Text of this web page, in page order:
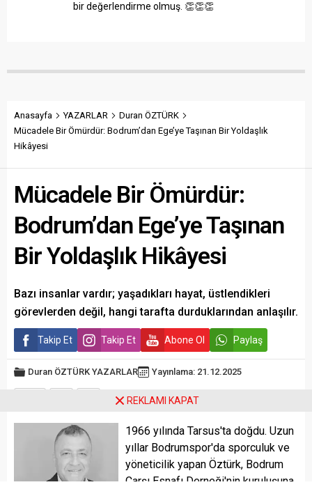
bir değerlendirme olmuş. 👏👏👏
Anasayfa YAZARLAR
Duran ÖZTÜRK
Mücadele Bir Ömürdür: Bodrum’dan Ege’ye Taşınan Bir Yoldaşlık
Hikâyesi
Mücadele Bir Ömürdür:
Bodrum’dan Ege’ye Taşınan
Bir Yoldaşlık Hikâyesi
Bazı insanlar vardır; yaşadıkları hayat, üstlendikleri
görevlerden değil, hangi tarafta durduklarından anlaşılır.
Takip Et Takip Et Abone Ol Paylaş
Duran ÖZTÜRK YAZARLAR Yayınlama: 21.12.2025
1966 yılında Tarsus'ta doğdu. Uzun
yıllar Bodrumspor'da sporculuk ve
yöneticilik yapan Öztürk, Bodrum
Çarşı Esnafı Derneği'nin kuruluşuna
REKLAMI KAPAT